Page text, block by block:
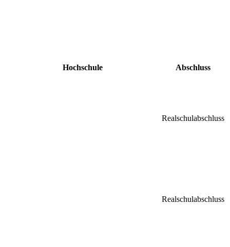
Hochschule Abschluss
Realschulabschluss
Realschulabschluss